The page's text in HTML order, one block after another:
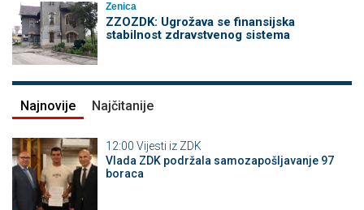
Zenica
ZZOZDK: Ugrožava se finansijska
stabilnost zdravstvenog sistema
Najnovije Najčitanije
12:00 Vijesti iz ZDK
Vlada ZDK podržala samozapošljavanje 97
boraca